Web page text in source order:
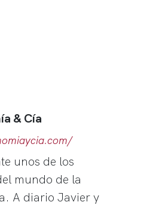
& Cía
unos de los
mundo de la
A diario Javier y